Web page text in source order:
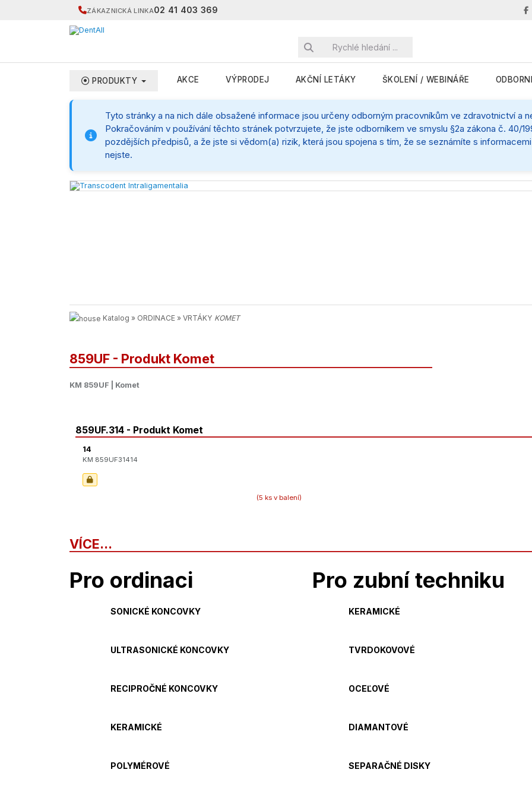
ZÁKAZNICKÁ LINKA02 41 403 369
PRODUKTY AKCE VÝPRODEJ AKČNÍ LETÁKY ŠKOLENÍ / WEBINÁŘE
Tyto stránky a na nich dále obsažené informace jsou určeny odborným pracovníkům ve zdravotnictví a
Pokračováním v používání těchto stránek potvrzujete, že jste odborníkem ve smyslu §2a zákona č. 40/
pozdějších předpisů, a že jste si vědom(a) rizik, která jsou spojena s tím, že se seznámíte s
nejste.
Katalog » ORDINACE » VRTÁKY KOMET
859UF - Produkt Komet
KM 859UF | Komet
859UF.314 - Produkt Komet
14
KM 859UF31414
(5 ks v balení)
VÍCE...
Pro ordinaci Pro zubní techniku
SONICKÉ KONCOVKY KERAMICKÉ
ULTRASONICKÉ KONCOVKY TVRDOKOVOVÉ
RECIPROČNÉ KONCOVKY OCEĽOVÉ
KERAMICKÉ DIAMANTOVÉ
POLYMÉROVÉ SEPARAČNÉ DISKY